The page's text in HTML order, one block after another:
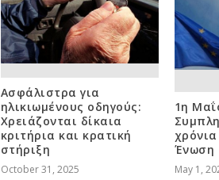
Ασφάλιστρα για
ηλικιωμένους οδηγούς:
Χρειάζονται δίκαια
κριτήρια και κρατική
στήριξη
October 31, 2025
1η
Ένωση
May 1,